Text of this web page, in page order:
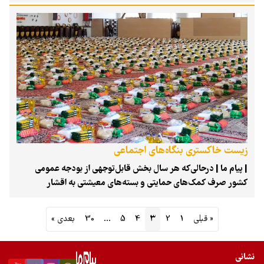
احمدی معاون وزیر ارتباطات و فناوری اطلاعات و مدیرعامل شرکت
ملی پست، جمشیدی مدیرعامل شرکت پتروشیمی نوری، احمدی
رئیس کمیسیون انرژی مجلس، شهریاری رئیس کمیسیون بهداشت و
درمان مجلس، قیصری رئیس فراکسیون نظارت بر صنعت نفت، گاز و
پتروشیمی مجلس، لاهیجان زاده معاون محیط زیست دریایی و
تالاب های سازمان حفاظت محیط زیست، دبیری نژاد نماینده وزارت
فرهنگ و ارشاد در شورای تمبر و فعالان حوزه محیط‌زیست برگزار
شد.
زیست خاکستری بنگاه‌های اجتماعی
| پیام ما | درحالی‌که هر سال بخش قابل‌توجهی از بودجه عمومی
کشور صرف کمک‌های حمایتی و بسته‌های معیشتی به اقشار
مجلس شورای اسلامی هشدار می‌دهد که این الگوی مرسوم نه‌تنها به
استقلال اقتصادی مددجویان منجر نشده، بلکه با تعمیق وابستگی،
چرخه‌ای از فقر ساختاری را بازتولید کرده است. این گزارش که در
اردیبهشت ۱۴۰۵ و با شماره مسلسل ۲۱۴۸۸ منتشر شده، باتکیه‌بر
« قبلی 1
2
3
4
5
…
30 بعدی »
نشانی